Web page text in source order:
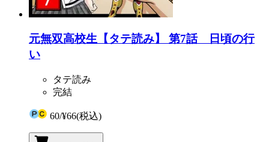
元無双高校生【タテ読み】 第7話 日頃の行
い
タテ読み
完結
60/¥66(税込)